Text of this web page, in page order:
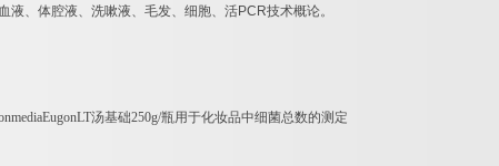
液、体腔液、洗嗽液、毛发、细胞、活PCR技术概论。
汤基础250g/瓶用于化妆品中细菌总数的测定